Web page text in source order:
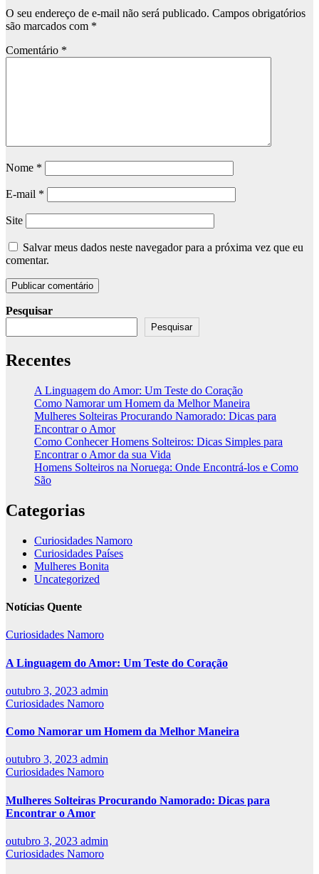
O seu endereço de e-mail não será publicado. Campos obrigatórios
são marcados com *
Comentário *
Nome *
E-mail *
Site
Salvar meus dados neste navegador para a próxima vez que eu
comentar.
Pesquisar
Pesquisar
Recentes
A Linguagem do Amor: Um Teste do Coração
Como Namorar um Homem da Melhor Maneira
Mulheres Solteiras Procurando Namorado: Dicas para
Encontrar o Amor
Como Conhecer Homens Solteiros: Dicas Simples para
Encontrar o Amor da sua Vida
Homens Solteiros na Noruega: Onde Encontrá-los e Como
São
Categorias
Curiosidades Namoro
Curiosidades Países
Mulheres Bonita
Uncategorized
Notícias Quente
Curiosidades Namoro
A Linguagem do Amor: Um Teste do Coração
outubro 3, 2023 admin
Curiosidades Namoro
Como Namorar um Homem da Melhor Maneira
outubro 3, 2023 admin
Curiosidades Namoro
Mulheres Solteiras Procurando Namorado: Dicas para
Encontrar o Amor
outubro 3, 2023 admin
Curiosidades Namoro